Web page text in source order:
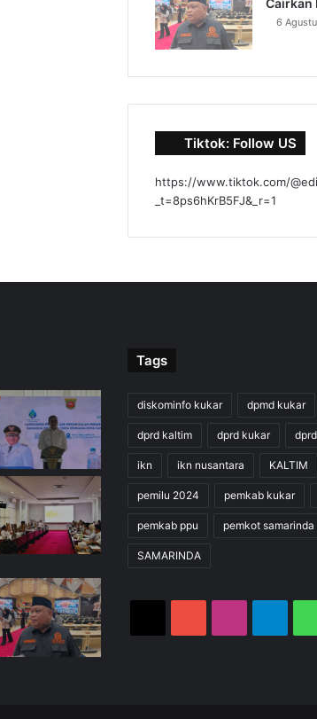
Cairkan
6
Tiktok: Follow US
https://www.tiktok.com/
_t=8ps6hKrB5FJ&_r=1
Tags
diskominfo kukar dpmd kukar
dprd kaltim dprd kukar
ikn ikn nusantara KALTIM
pemilu 2024 pemkab kukar
pemkab ppu pemkot samarinda
SAMARINDA